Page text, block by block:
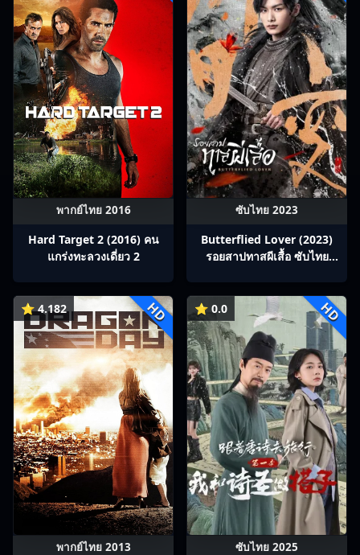
พากย์ไทย 2016
Hard Target 2 (2016) คน
แกร่งทะลวงเดี่ยว 2
ซับไทย 2023
Butterflied Lover (2023)
รอยสาปทาสผีเสื้อ ซับไทย
⭐ 4.182 HD
พากย์ไทย 2013
⭐ 0.0 HD
ซับไทย 2025